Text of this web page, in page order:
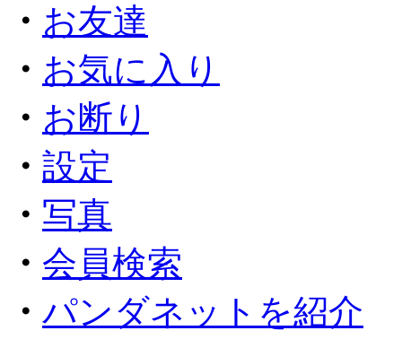
・ お友達
・ お気に入り
・ お断り
・ 設定
・ 写真
・ 会員検索
・ パンダネットを紹介